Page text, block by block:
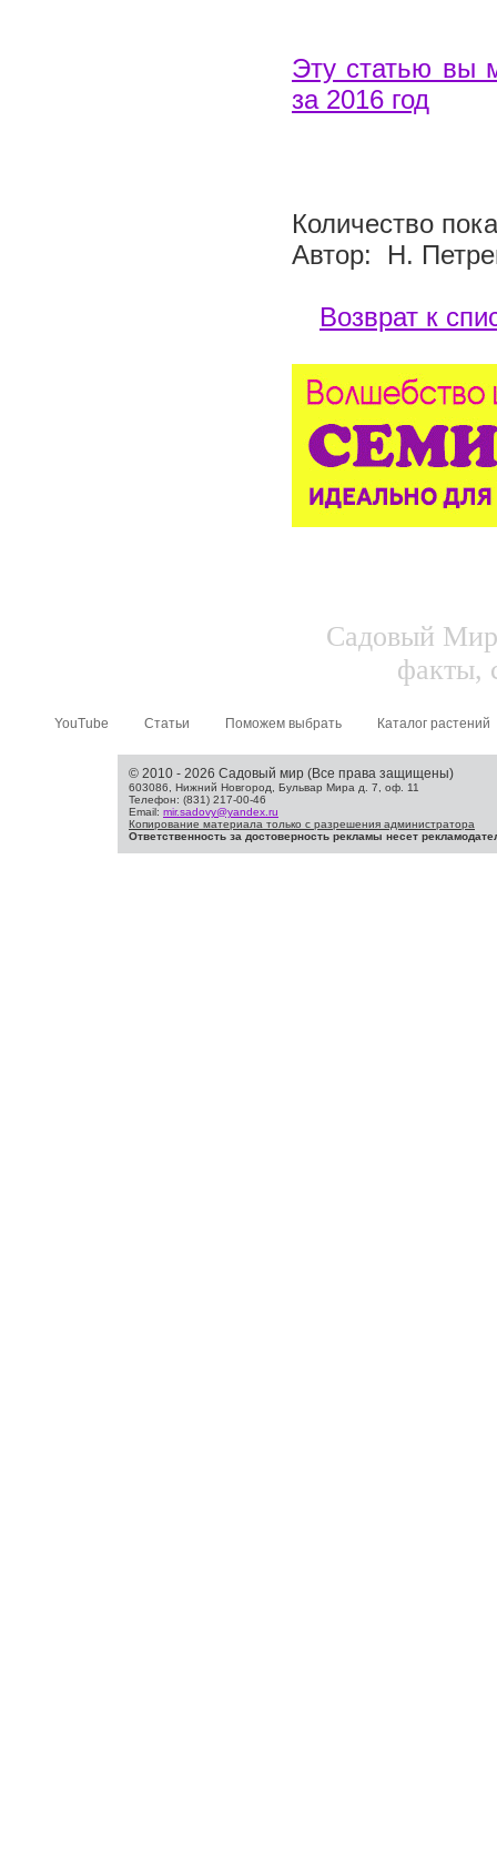
Эту статью вы
за 2016 год
Количество
Автор: Н.
Возврат к
Садовый
факты,
YouTube Статьи Поможем выбрать Каталог растений
© 2010 - 2026 Садовый мир (Все права защищены)
603086, Нижний Новгород, Бульвар Мира д. 7, оф. 11
Телефон: (831) 217-00-46
Email: mir.sadovy@yandex.ru
Копирование материала только с разрешения администратора
Ответственность за достоверность рекламы несет